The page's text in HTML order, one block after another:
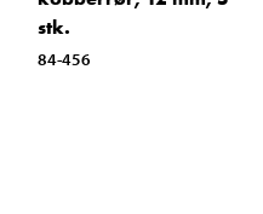
stk.
84-456